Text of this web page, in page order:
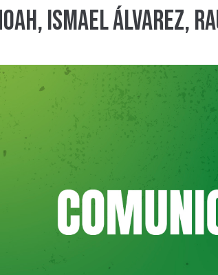
Ismael Álvarez,